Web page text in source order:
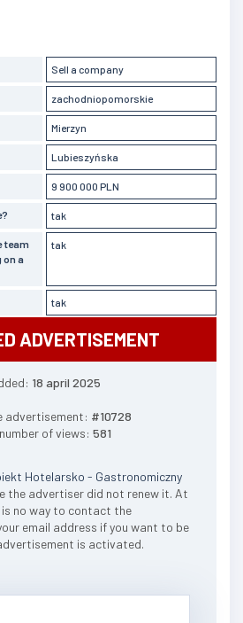
Sell a company
zachodniopomorskie
Mierzyn
Lubieszyńska
9 900 000 PLN
tak
team
on a
tak
tak
ADVERTISEMENT
18 april 2025
advertisement: #10728
number of views: 581
Hotelarsko - Gastronomiczny
the advertiser did not renew it. At
no way to contact the
email address if you want to be
is activated.